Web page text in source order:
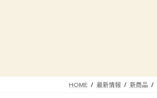
HOME 最新情報 新商品